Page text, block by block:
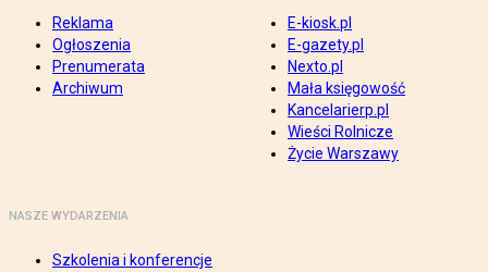
Reklama
Ogłoszenia
Prenumerata
Archiwum
E-kiosk.pl
E-gazety.pl
Nexto.pl
Mała księgowość
Kancelarierp.pl
Wieści Rolnicze
Życie Warszawy
NASZE WYDARZENIA
Szkolenia i konferencje